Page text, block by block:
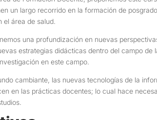
un largo recorrido en la formación de
el área de salud.
una profundización en nuevas
estrategias didácticas dentro del campo
en este campo.
cambiante, las nuevas tecnologías de la
en las prácticas docentes; lo cual hace